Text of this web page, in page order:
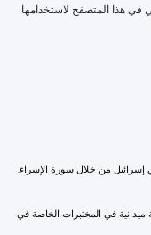
المتصفح لاستخدامها
من خلال سورة الإسراء.
في المختبرات الخاصة في